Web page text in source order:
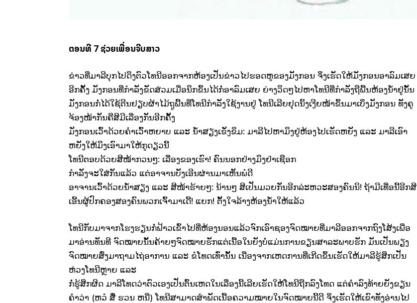
ຕອນທີ 7 ຊ່ວຍເພື່ອນຈີບສາວ
ຂ່າວທີ່ມາລີບຸກໄປດຶງຕົວໂທນີອອກຈາກຫ້ອງເປັນຂ່າວໄປຮອດຫູຂອງມັງກອນ ຈິ່ງເຮັດໃຫ້ມັງກອນອາລົມເສຍ
ອີກຄັ້ງ ມັງກອນທີ່ກຳລັງຂັດສ່ວມເມື່ອນຶກຂຶ້ນໄດ້ກໍ່ອາລົມເສຍ ຍ່າງວຶດໆໄປຫາໂທນີທີ່ກຳລັງຖືພື້ນຫ້ອງນ້ຳຢູ່ນັ້ນ
ມັງກອນກໍ່ໄດ້ໃຊ້ຕີນຢຽບຜ້າໄມ້ຖູພື້ນທີ່ໂທນີກຳລັງໃຊ້ງານຢູ່ ໂທນີເລີຍຢຸດນິ້ງເງີຍໜ້າຂຶ້ນມາເບິ່ງມັງກອນ ທັງຄູ
ຈ້ອງໜ້າກັນຄືສິມີເລື່ອງກັນອີກຄັ້ງ
ມັງກອນເວົ້າດ້ວຍຄຳເວົ້າຫຍາບ ແລະ ນ້ຳສຽງເຂັ່ງຂຶມ: ມາລີໄປຫາມຶງຢູ່ຫ້ອງໄປເຮັດຫຍັງ ແລະ ມາລີເອົາ
ຫຍັງໃຫ້ມຶງເອົາມາໃຫ້ກູດຽວນີ້
ໂທນີຕອບດ້ວຍສີໜ້າກວນໆ: ເລື່ອງຂອງເຮົາ! ຄົນນອກຢ່າງມຶງຢ່າເຊືອກ
ກຳລັງຈະໃສ່ກັນແລ້ວ ແຕ່ອາຈານບັງເອີນຜ່ານມາເຫັນພໍດີ
ອາຈານເວົ້າດ້ວຍນ້ຳສຽງ ແລະ ສີໜ້າຮ້າຍໆ: ນ້ານໆ ສິເປັນມວຍກັນອີກລ່ະຫວະສອງຄົນນິ! ຖ້າມີເທື່ອນີ້ອີກສິ
ເອີ້ນຜູ້ປົກຄອງສອງຄົນພວກເຈົ້າມາເດີ້! ແຍກ! ຕັ້ງໃຈລ້າງຫ້ອງນ້ຳໃຫ້ແລ້ວ
ໂທນີກັບມາຈາກໂຮງຮຽນກໍ່ຟ້າວເຂົ້າໄປທີ່ຫ້ອງນອນແລ້ວຈົກເອົາຊອງຈົດໝາຍທີ່ມາລີອອກຈາກຖົງໂສ້ງເພື່ອ
ມາອ່ານທັນທີ ຈົດໝາຍນັ້ນຄ້າຍໆຈົດໝາຍຮັກແຕ່ເນື້ອໃນຍັງບໍ່ແມ່ນການຂຽນສາລະພາບຮັກ ມັນເປັນພຽງ
ຈົດໝາຍສົ່ງມາຖາມໄຖ່ອາການ ແລະ ຂໍໂທດເທົ່ານັ້ນ ເນື່ອງຈາກເຫດການທີ່ເກີດຂຶ້ນເຮັດໃຫ້ມາລີຮູ້ສຶກເປັນ
ຫ່ວງໂທນີຫຼາຍ ແລະ
ກໍ່ຮູ້ສຶກຜິດ ມາລີໂທດວ່າຕົວເອງເປັນຕົ້ນເຫດໃນເລື່ອງນີ້ເລີຍເຮັດໃຫ້ໂທນີຖືກລົງໂທດ ແຕ່ຄຳລົງທ້າຍຍັງຂຽນ
ຄຳວ່າ (ຫວໍ ສີ໋ ຮວນ ຫນີ່) ໂທນີສາມາດສຳພັດເນື້ອຄວາມໝາຍໃນຈົດໝາຍນີ້ດີ ຈິ່ງເຮັດໃຫ້ເຂົາທັງອ່ານໄປ